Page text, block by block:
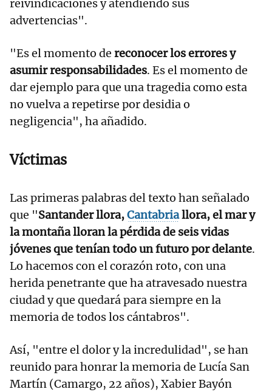
reivindicaciones y atendiendo sus
advertencias".
"Es el momento de reconocer los errores y
asumir responsabilidades. Es el momento de
dar ejemplo para que una tragedia como esta
no vuelva a repetirse por desidia o
negligencia", ha añadido.
Víctimas
Las primeras palabras del texto han señalado
que "Santander llora,Cantabriallora, el mar y
la montaña lloran la pérdida de seis vidas
jóvenes que tenían todo un futuro por delante.
Lo hacemos con el corazón roto, con una
herida penetrante que ha atravesado nuestra
ciudad y que quedará para siempre en la
memoria de todos los cántabros".
Así, "entre el dolor y la incredulidad", se han
reunido para honrar la memoria de Lucía San
Martín (Camargo, 22 años), Xabier Bayón